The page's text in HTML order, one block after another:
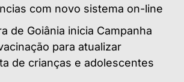
com novo sistema on-line
de Goiânia inicia Campanha
para atualizar
de crianças e adolescentes